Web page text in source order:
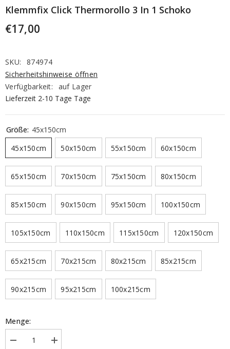
Klemmfix Click Thermorollo 3 In 1 Schoko
€17,00
SKU:
874974
Sicherheitshinweise öffnen
Verfügbarkeit:
auf Lager
Lieferzeit 2-10 Tage Tage
Größe: 45x150cm
45x150cm
50x150cm 55x150cm 60x150cm
65x150cm 70x150cm 75x150cm 80x150cm
85x150cm 90x150cm 95x150cm 100x150cm
105x150cm 110x150cm 115x150cm 120x150cm
65x215cm 70x215cm 80x215cm 85x215cm
90x215cm 95x215cm 100x215cm
Menge:
Menge